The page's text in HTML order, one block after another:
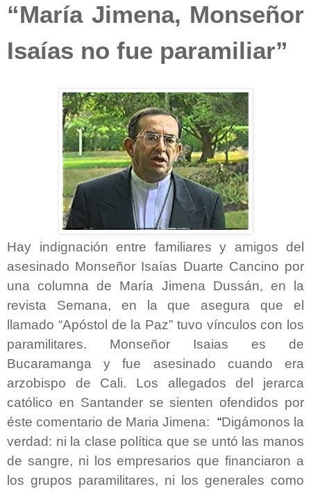
“María Jimena, Monseñor
Isaías no fue paramiliar”
Hay indignación entre familiares y amigos del
asesinado Monseñor Isaías Duarte Cancino por
una columna de María Jimena Dussán, en la
revista Semana, en la que asegura que el
llamado “Apóstol de la Paz” tuvo vínculos con los
paramilitares. Monseñor Isaias es de
Bucaramanga y fue asesinado cuando era
arzobispo de Cali. Los allegados del jerarca
católico en Santander se sienten ofendidos por
éste comentario de Maria Jimena: “Digámonos la
verdad: ni la clase política que se untó las manos
de sangre, ni los empresarios que financiaron a
los grupos paramilitares, ni los generales como